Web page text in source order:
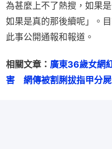
為甚麼上不了熱搜，如果
如果是真的那後續呢」。
此事公開通報和報道。
相關文章： 廣東36歲女網
害　網傳被割脷拔指甲分屍